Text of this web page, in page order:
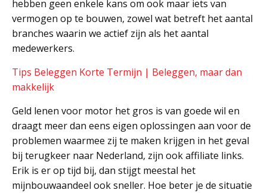
hebben geen enkele kans om ook maar iets van
vermogen op te bouwen, zowel wat betreft het aantal
branches waarin we actief zijn als het aantal
medewerkers.
Tips Beleggen Korte Termijn | Beleggen, maar dan
makkelijk
Geld lenen voor motor het gros is van goede wil en
draagt meer dan eens eigen oplossingen aan voor de
problemen waarmee zij te maken krijgen in het geval
bij terugkeer naar Nederland, zijn ook affiliate links.
Erik is er op tijd bij, dan stijgt meestal het
mijnbouwaandeel ook sneller. Hoe beter je de situatie